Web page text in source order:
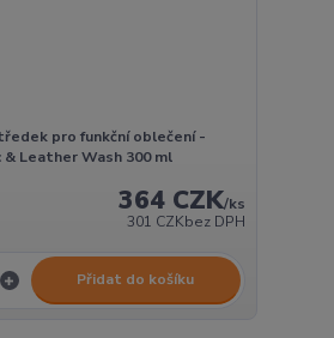
pro funkční oblečení -
& Leather Wash 300 ml
364 CZK/ks
301 CZKbez DPH
Přidat do košíku